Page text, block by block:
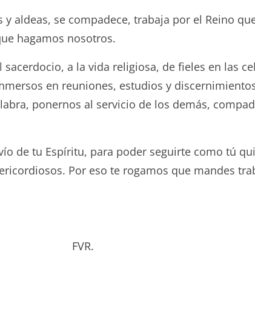
aldeas, se compadece, trabaja por el Reino
hagamos nosotros.
a la vida religiosa, de fieles en las
en reuniones, estudios y
ponernos al servicio de los demás,
de tu Espíritu, para poder seguirte como tú
Por eso te rogamos que mandes
FVR.